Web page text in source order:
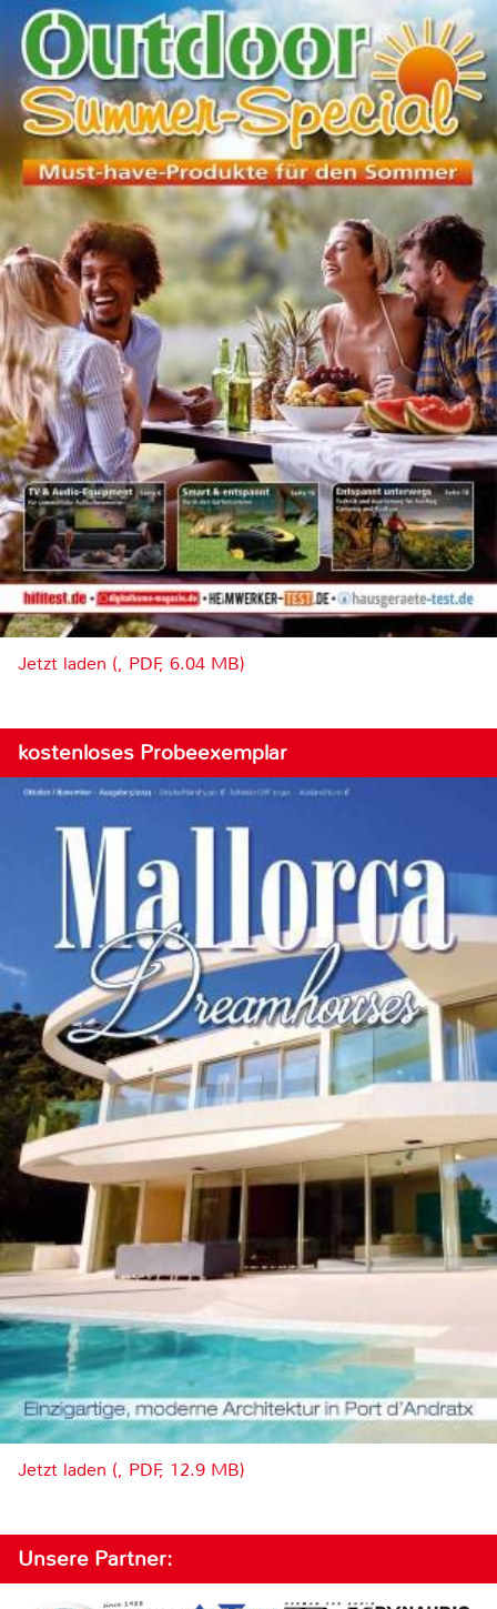
Jetzt laden (, PDF, 6.04 MB)
kostenloses Probeexemplar
Jetzt laden (, PDF, 12.9 MB)
Unsere Partner: